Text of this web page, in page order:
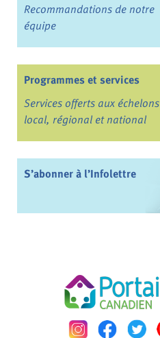
Recommandations de notre
équipe
Programmes et services
Services offerts aux échelons
local, régional et national
S’abonner à l’Infolettre